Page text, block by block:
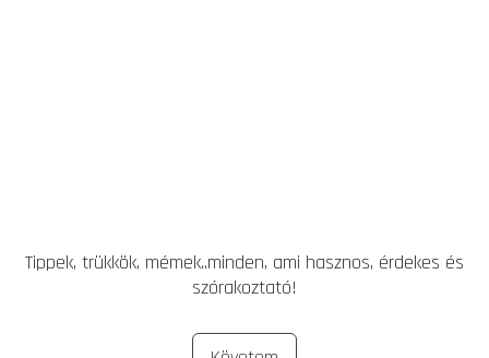
Tippek, trükkök, mémek..minden, ami hasznos, érdekes és
szórakoztató!